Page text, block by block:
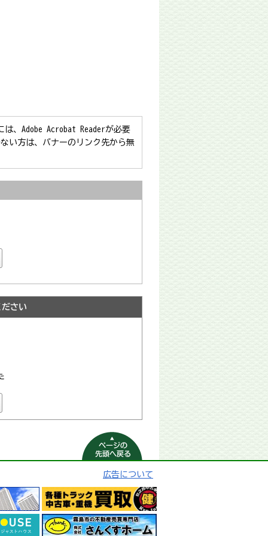
は、Adobe Acrobat Readerが必要
い方は、バナーのリンク先から無
さい
ページの先頭へ
戻る
広告について